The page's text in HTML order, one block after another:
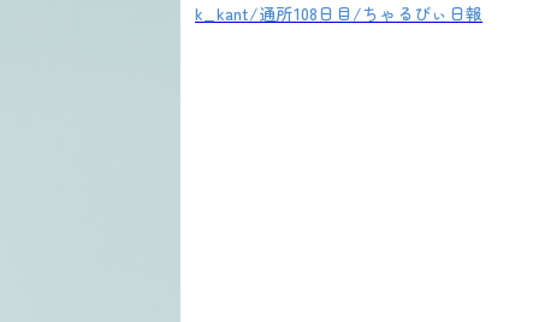
k_kant/通所108日目/ちゃるびぃ日報